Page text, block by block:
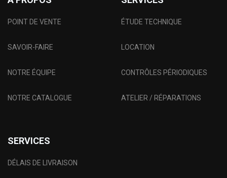
POINT DE VENTE
SAVOIR-FAIRE
NOTRE ÉQUIPE
NOTRE CATALOGUE
ÉTUDE TECHNIQUE
LOCATION
CONTRÔLES PÉRIODIQUES
ATELIER / RÉPARATIONS
SERVICES
DÉLAIS DE LIVRAISON